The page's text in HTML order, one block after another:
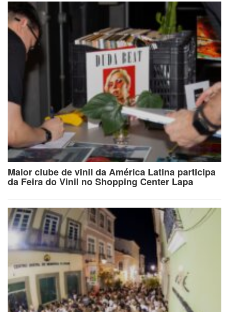
Maior clube de vinil da América Latina participa
da Feira do Vinil no Shopping Center Lapa